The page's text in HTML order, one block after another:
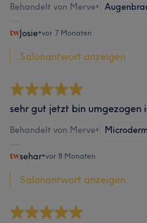
Behandelt von Merve•
Josie•vor 7 Monaten
Salonantwort anzeigen
sehr gut jetzt bin umgezogen
Behandelt von Merve•
sehar•vor 8 Monaten
Salonantwort anzeigen